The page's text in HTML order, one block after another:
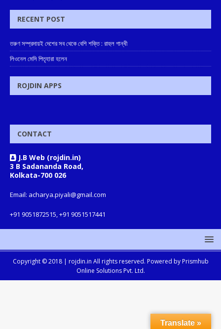
RECENT POST
তরুণ সম্প্রদায়ই দেশের সব থেকে বেশি শক্তি : রাহুল গান্ধী
লিওনেল মেসি পিতৃহারা হলেন
ROJDIN APPS
CONTACT
J.B Web (rojdin.in)
3 B Sadananda Road,
Kolkata-700 026
Email: acharya.piyali@gmail.com
+91 9051872515, +91 9051517441
Copyright © 2018 | rojdin.in All rights reserved. Powered by Prismhub
Online Solutions Pvt. Ltd.
Translate »